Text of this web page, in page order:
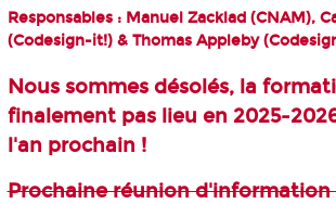
Responsables : Manuel Zacklad (CNAM),
(Codesign-it!) & Thomas Appleby
Nous sommes désolés, la
finalement pas lieu en 2025-
l'an prochain !
Prochaine réunion